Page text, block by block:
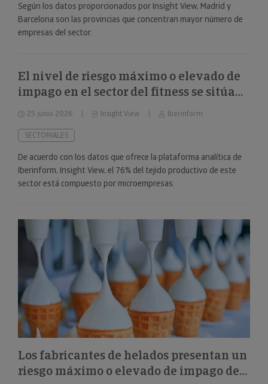
Según los datos proporcionados por Insight View, Madrid y
Barcelona son las provincias que concentran mayor número de
empresas del sector.
El nivel de riesgo máximo o elevado de
impago en el sector del fitness se sitúa
en el 34%
25 junio 2026 Insight View Iberinform
SECTORIALES
De acuerdo con los datos que ofrece la plataforma analítica de
Iberinform, Insight View, el 76% del tejido productivo de este
sector está compuesto por microempresas.
Los fabricantes de helados presentan un
riesgo máximo o elevado de impago del